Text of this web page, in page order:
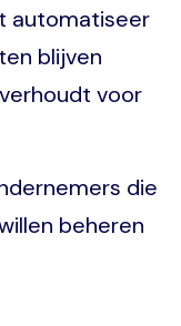
automatiseer
blijven
voor
die
beheren